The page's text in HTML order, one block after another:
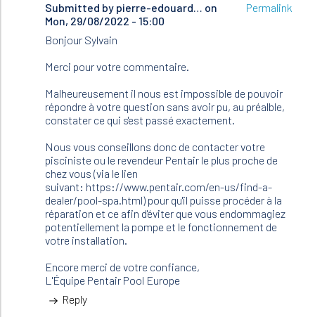
Submitted by pierre-edouard… on
Mon, 29/08/2022 - 15:00
In
reply
to
Bonjour,
Je
viens
de…
by
SYLVAIN
CHAPUI…
(not
verified)
Permalink
Bonjour Sylvain
Merci pour votre commentaire.
Malheureusement il nous est impossible de pouvoir
répondre à votre question sans avoir pu, au préalble,
constater ce qui s'est passé exactement.
Nous vous conseillons donc de contacter votre
pisciniste ou le revendeur Pentair le plus proche de
chez vous (via le lien
suivant: https://www.pentair.com/en-us/find-a-
dealer/pool-spa.html) pour qu'il puisse procéder à la
réparation et ce afin d'éviter que vous endommagiez
potentiellement la pompe et le fonctionnement de
votre installation.
Encore merci de votre confiance,
L'Équipe Pentair Pool Europe
Reply